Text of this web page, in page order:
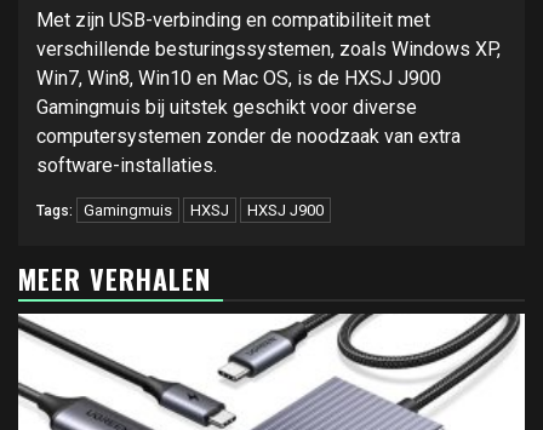
Met zijn USB-verbinding en compatibiliteit met
verschillende besturingssystemen, zoals Windows XP,
Win7, Win8, Win10 en Mac OS, is de HXSJ J900
Gamingmuis bij uitstek geschikt voor diverse
computersystemen zonder de noodzaak van extra
software-installaties.
Tags: Gamingmuis HXSJ HXSJ J900
MEER VERHALEN